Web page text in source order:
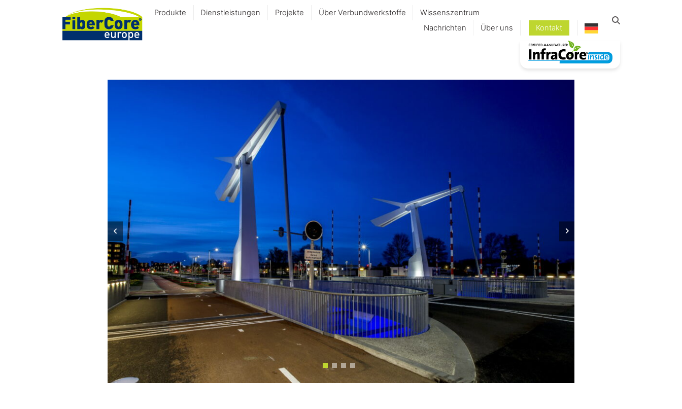
Produkte Dienstleistungen Projekte Über Verbundwerkstoffe
Wissenszentrum
Nachrichten
Über uns Kontakt